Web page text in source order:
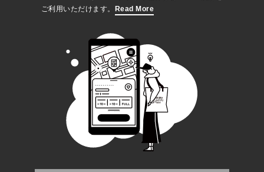
ご利用いただけます。 Read More